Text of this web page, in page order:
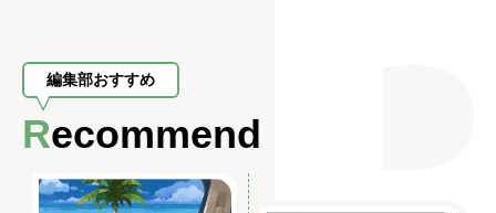
編集部おすすめ
Recommend